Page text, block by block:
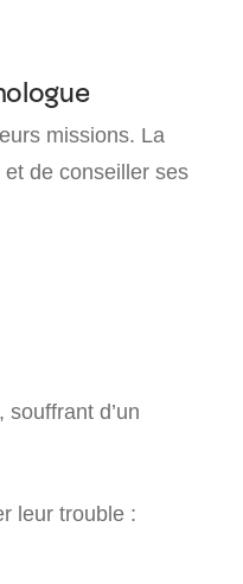
missions. La
et de conseiller ses
d’un
leur trouble :